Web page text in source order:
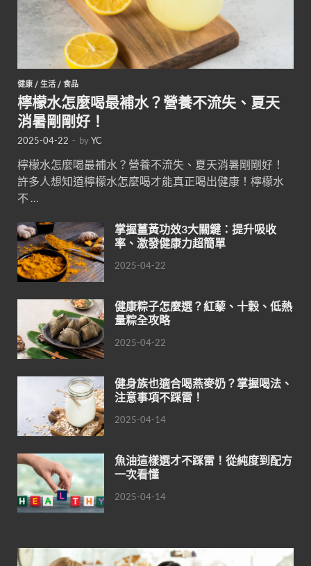
健康 / 生活 / 食品
檸檬水怎麼喝最補水？營養不流失、夏天
消暑剛剛好！
2025-04-22 - byYC
檸檬水怎麼喝最補水？營養不流失、夏天消暑剛剛好！
許多人想知道檸檬水怎麼喝才能真正喝出健康！檸檬水
不 …
掌握薑黃功效3大關鍵：提升吸收
率、激發健康力超簡單
2025-04-22
健康粽子怎麼選？紅藜、十穀、低熱
量粽全攻略
2025-04-22
健身族也適合喝燕麥奶？掌握喝法、
注意事項不踩雷！
2025-04-14
魚油這樣選才不踩雷！從純度到配方
一次看懂
2025-04-14